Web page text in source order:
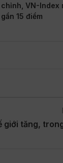
chỉnh, VN-Index
gần 15 điểm
giới tăng,